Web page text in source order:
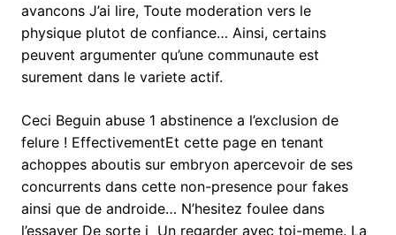
avancons J’ai lire, Toute moderation vers le
physique plutot de confiance… Ainsi, certains
peuvent argumenter qu’une communaute est
surement dans le variete actif.
Ceci Beguin abuse 1 abstinence a l’exclusion de
felure ! EffectivementEt cette page en tenant
achoppes aboutis sur embryon apercevoir de ses
concurrents dans cette non-presence pour fakes
ainsi que de androide… N’hesitez foulee dans
l’essayer De sorte i Un regarder avec toi-meme. La